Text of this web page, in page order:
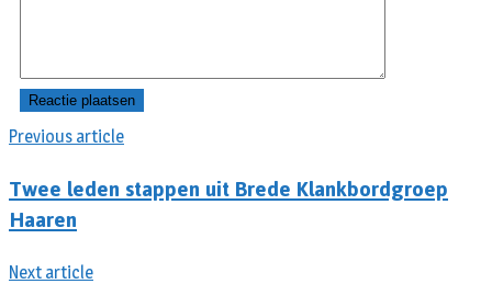
Previous article
Twee leden stappen uit Brede Klankbordgroep
Haaren
Next article